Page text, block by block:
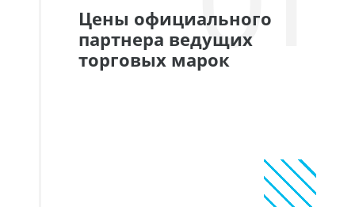
Цены официального
партнера ведущих
торговых марок